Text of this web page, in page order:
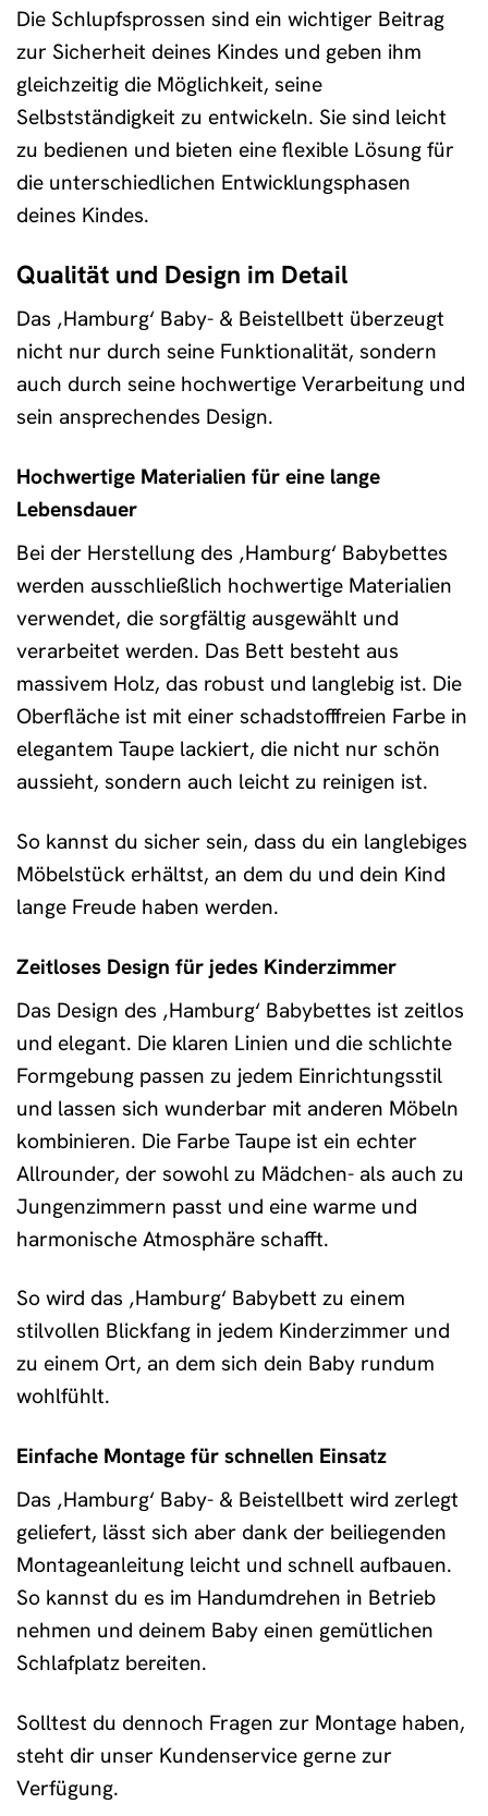
Die Schlupfsprossen sind ein wichtiger Beitrag
zur Sicherheit deines Kindes und geben ihm
gleichzeitig die Möglichkeit, seine
Selbstständigkeit zu entwickeln. Sie sind leicht
zu bedienen und bieten eine flexible Lösung für
die unterschiedlichen Entwicklungsphasen
deines Kindes.
Qualität und Design im Detail
Das ‚Hamburg‘ Baby- & Beistellbett überzeugt
nicht nur durch seine Funktionalität, sondern
auch durch seine hochwertige Verarbeitung und
sein ansprechendes Design.
Hochwertige Materialien für eine lange
Lebensdauer
Bei der Herstellung des ‚Hamburg‘ Babybettes
werden ausschließlich hochwertige Materialien
verwendet, die sorgfältig ausgewählt und
verarbeitet werden. Das Bett besteht aus
massivem Holz, das robust und langlebig ist. Die
Oberfläche ist mit einer schadstofffreien Farbe in
elegantem Taupe lackiert, die nicht nur schön
aussieht, sondern auch leicht zu reinigen ist.
So kannst du sicher sein, dass du ein langlebiges
Möbelstück erhältst, an dem du und dein Kind
lange Freude haben werden.
Zeitloses Design für jedes Kinderzimmer
Das Design des ‚Hamburg‘ Babybettes ist zeitlos
und elegant. Die klaren Linien und die schlichte
Formgebung passen zu jedem Einrichtungsstil
und lassen sich wunderbar mit anderen Möbeln
kombinieren. Die Farbe Taupe ist ein echter
Allrounder, der sowohl zu Mädchen- als auch zu
Jungenzimmern passt und eine warme und
harmonische Atmosphäre schafft.
So wird das ‚Hamburg‘ Babybett zu einem
stilvollen Blickfang in jedem Kinderzimmer und
zu einem Ort, an dem sich dein Baby rundum
wohlfühlt.
Einfache Montage für schnellen Einsatz
Das ‚Hamburg‘ Baby- & Beistellbett wird zerlegt
geliefert, lässt sich aber dank der beiliegenden
Montageanleitung leicht und schnell aufbauen.
So kannst du es im Handumdrehen in Betrieb
nehmen und deinem Baby einen gemütlichen
Schlafplatz bereiten.
Solltest du dennoch Fragen zur Montage haben,
steht dir unser Kundenservice gerne zur
Verfügung.